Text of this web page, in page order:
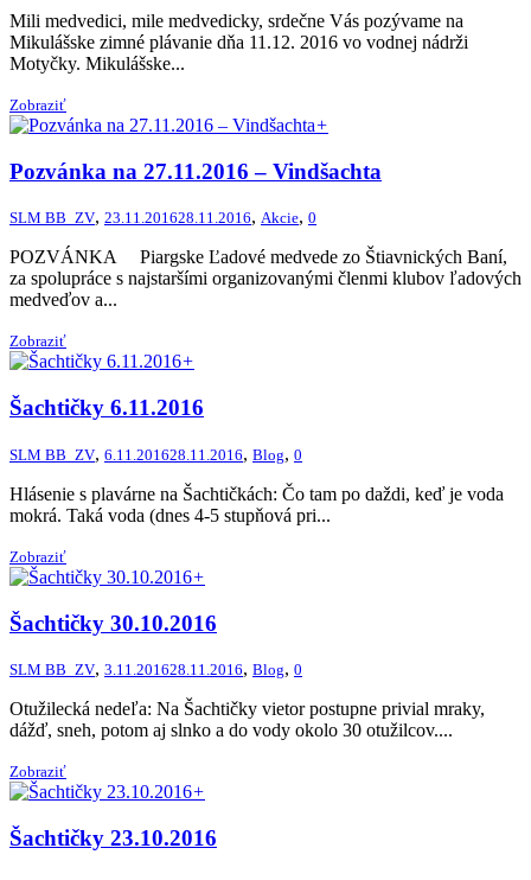
Mili medvedici, mile medvedicky, srdečne Vás pozývame na
Mikulášske zimné plávanie dňa 11.12. 2016 vo vodnej nádrži
Motyčky. Mikulášske...
Zobraziť
+
Pozvánka na 27.11.2016 – Vindšachta
SLM BB_ZV, 23.11.201628.11.2016, Akcie, 0
POZVÁNKA Piargske Ľadové medvede zo Štiavnických Baní,
za spolupráce s najstaršími organizovanými členmi klubov ľadových
medveďov a...
Zobraziť
+
Šachtičky 6.11.2016
SLM BB_ZV, 6.11.201628.11.2016, Blog, 0
Hlásenie s plavárne na Šachtičkách: Čo tam po daždi, keď je voda
mokrá. Taká voda (dnes 4-5 stupňová pri...
Zobraziť
+
Šachtičky 30.10.2016
SLM BB_ZV, 3.11.201628.11.2016, Blog, 0
Otužilecká nedeľa: Na Šachtičky vietor postupne privial mraky,
dážď, sneh, potom aj slnko a do vody okolo 30 otužilcov....
Zobraziť
+
Šachtičky 23.10.2016